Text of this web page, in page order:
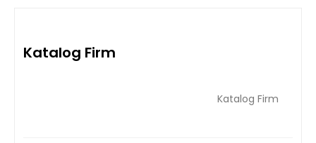
Katalog Firm
Katalog Firm